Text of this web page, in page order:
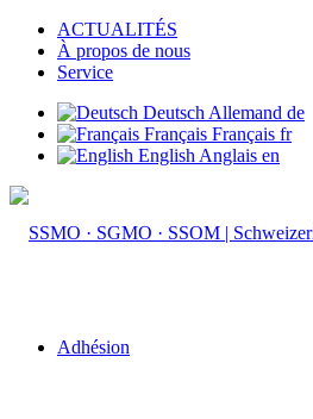
ACTUALITÉS
À propos de nous
Service
Deutsch Allemand de
Français Français fr
English Anglais en
Adhésion